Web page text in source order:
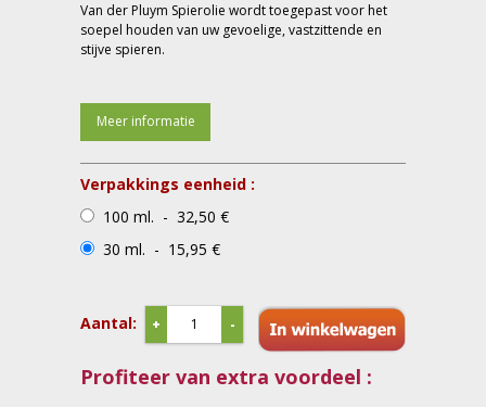
Van der Pluym Spierolie wordt toegepast voor het
soepel houden van uw gevoelige, vastzittende en
stijve spieren.
Meer informatie
Verpakkings eenheid :
100 ml. - 32,50 €
30 ml. - 15,95 €
Aantal: + -
Profiteer van extra voordeel :